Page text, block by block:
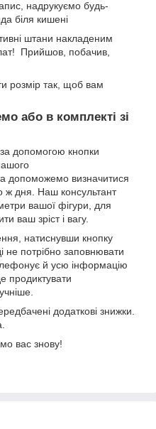
надрукуємо будь-
біля кишені
штани накладеним
Прийшов, побачив,
розмір так, щоб вам
або в комплекті зі
допомогою кнопки
допоможемо визначитися
ж дня. Наш консультант
вашої фігури, для
ваш зріст і вагу.
натиснувши кнопку
потрібно заповнювати
й усю інформацію
продиктувати
додаткові знижки.
вас знову!